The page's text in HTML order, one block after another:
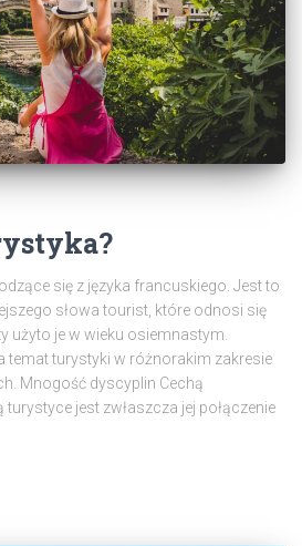
się z języka francuskiego. Jest to
słowa tourist, które odnosi się
użyto je w wieku osiemnastym.
temat turystyki w różnorakim zakresie
Mnogość dyscyplin Cechą
jest zwłaszcza jej połączenie